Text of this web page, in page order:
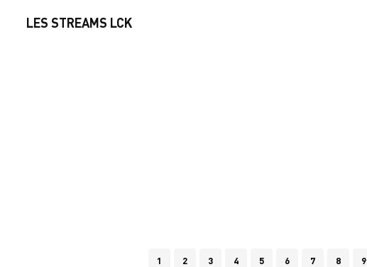
LES STREAMS LCK
1 2 3 4 5 6 7 8 9